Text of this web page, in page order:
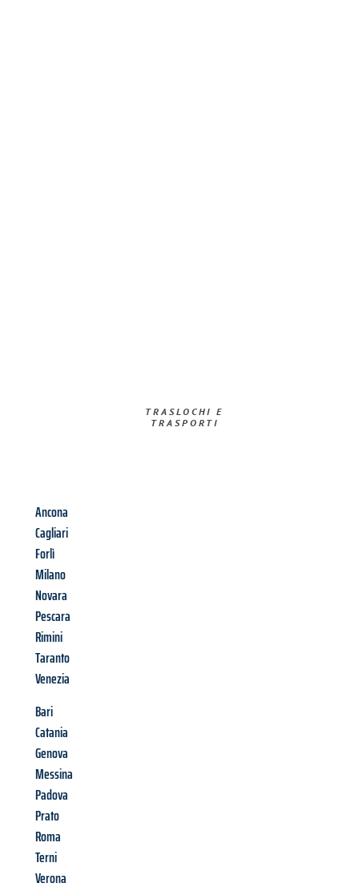
TRASLOCHI E
TRASPORTI​
Ancona
Cagliari
Forlì
Milano
Novara
Pescara
Rimini
Taranto
Venezia
Bari
Catania
Genova
Messina
Padova
Prato
Roma
Terni
Verona